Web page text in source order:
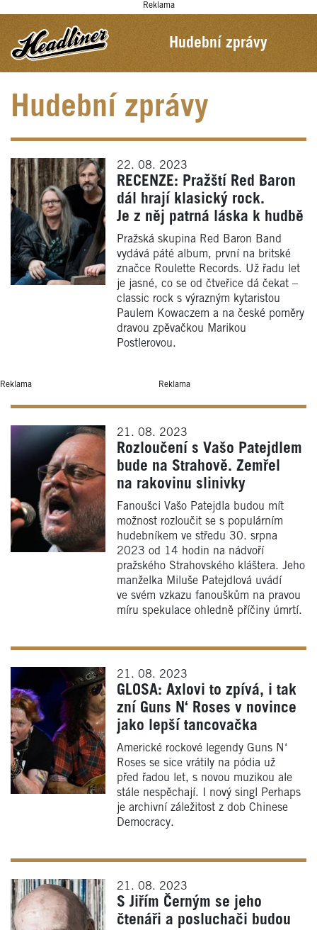
Reklama
Hudební zprávy
Hudební zprávy
22. 08. 2023
RECENZE: Pražští Red Baron
dál hrají klasický rock.
Je z něj patrná láska k hudbě
Pražská skupina Red Baron Band
vydává páté album, první na britské
značce Roulette Records. Už řadu let
je jasné, co se od čtveřice dá čekat –
classic rock s výrazným kytaristou
Paulem Kowaczem a na české poměry
dravou zpěvačkou Marikou
Postlerovou.
Reklama Reklama
21. 08. 2023
Rozloučení s Vašo Patejdlem
bude na Strahově. Zemřel
na rakovinu slinivky
Fanoušci Vašo Patejdla budou mít
možnost rozloučit se s populárním
hudebníkem ve středu 30. srpna
2023 od 14 hodin na nádvoří
pražského Strahovského kláštera. Jeho
manželka Miluše Patejdlová uvádí
ve svém vzkazu fanouškům na pravou
míru spekulace ohledně příčiny úmrtí.
21. 08. 2023
GLOSA: Axlovi to zpívá, i tak
zní Guns N‘ Roses v novince
jako lepší tancovačka
Americké rockové legendy Guns N‘
Roses se sice vrátily na pódia už
před řadou let, s novou muzikou ale
stále nespěchají. I nový singl Perhaps
je archivní záležitost z dob Chinese
Democracy.
21. 08. 2023
S Jiřím Černým se jeho
čtenáři a posluchači budou